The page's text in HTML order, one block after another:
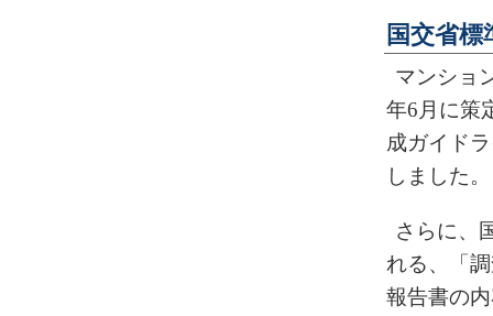
国交省標
マンショ
年6月に策
成ガイド
しました
さらに、
れる、「
報告書の